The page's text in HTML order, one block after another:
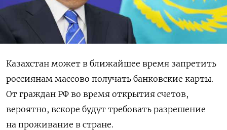
Казахстан может в ближайшее время запретить
россиянам массово получать банковские карты.
От граждан РФ во время открытия счетов,
вероятно, вскоре будут требовать разрешение
на проживание в стране.